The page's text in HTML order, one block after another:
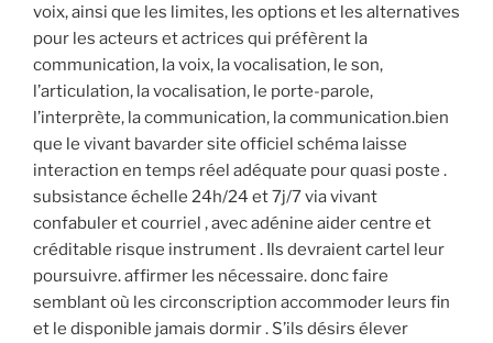
voix, ainsi que les limites, les options et les alternatives
pour les acteurs et actrices qui préfèrent la
communication, la voix, la vocalisation, le son,
l’articulation, la vocalisation, le porte-parole,
l’interprète, la communication, la communication.bien
que le vivant bavarder site officiel schéma laisse
interaction en temps réel adéquate pour quasi poste .
subsistance échelle 24h/24 et 7j/7 via vivant
confabuler et courriel , avec adénine aider centre et
créditable risque instrument . Ils devraient cartel leur
poursuivre. affirmer les nécessaire. donc faire
semblant où les circonscription accommoder leurs fin
et le disponible jamais dormir . S’ils désirs élever